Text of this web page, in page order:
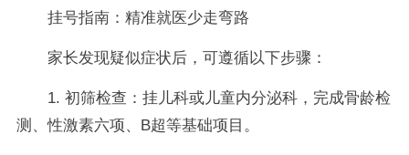
挂号指南：精准就医少走弯路
家长发现疑似症状后，可遵循以下步骤：
1. 初筛检查：挂儿科或儿童内分泌科，完成骨龄检
测、性激素六项、B超等基础项目。